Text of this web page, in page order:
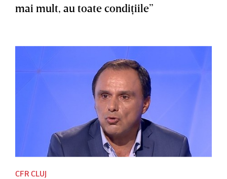
mai mult, au toate condiţiile”
CFR CLUJ